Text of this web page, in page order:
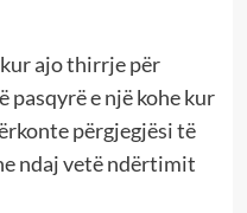
ajo thirrje për
pasqyrë e një kohe kur
përgjegjësi të
ndaj vetë ndërtimit